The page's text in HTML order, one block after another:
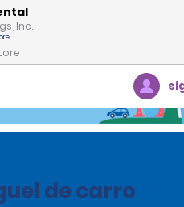
Inc.
de carro